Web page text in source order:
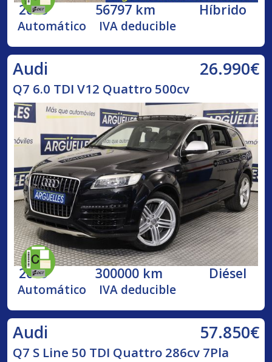
2023 56797 km Híbrido
Automático IVA deducible
Audi 26.990€
Q7 6.0 TDI V12 Quattro 500cv
2009 300000 km Diésel
Automático IVA deducible
Audi 57.850€
Q7 S Line 50 TDI Quattro 286cv 7Pla